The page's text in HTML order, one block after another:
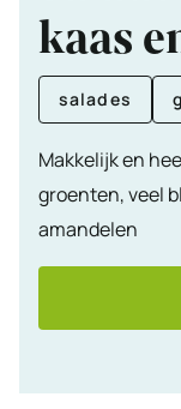
kaas
salades
Makkelijk en
groenten, veel
amandelen